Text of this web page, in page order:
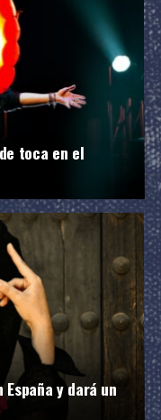
toca en el
y dará un